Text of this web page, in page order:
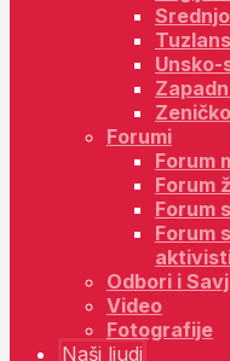
Unsko-
Forumi
Forum
Forum
Forum
Forum
Odbori i
Video
Fotografije
Naši ljudi